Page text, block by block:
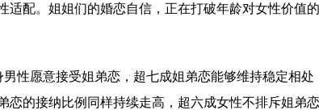
适配。姐姐们的婚恋自信，正在打破年龄对女性价值的
性愿意接受姐弟恋，超七成姐弟恋能够维持稳定相处
恋的接纳比例同样持续走高，超六成女性不排斥姐弟恋